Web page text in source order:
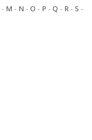
- M - N - O - P - Q - R - S -